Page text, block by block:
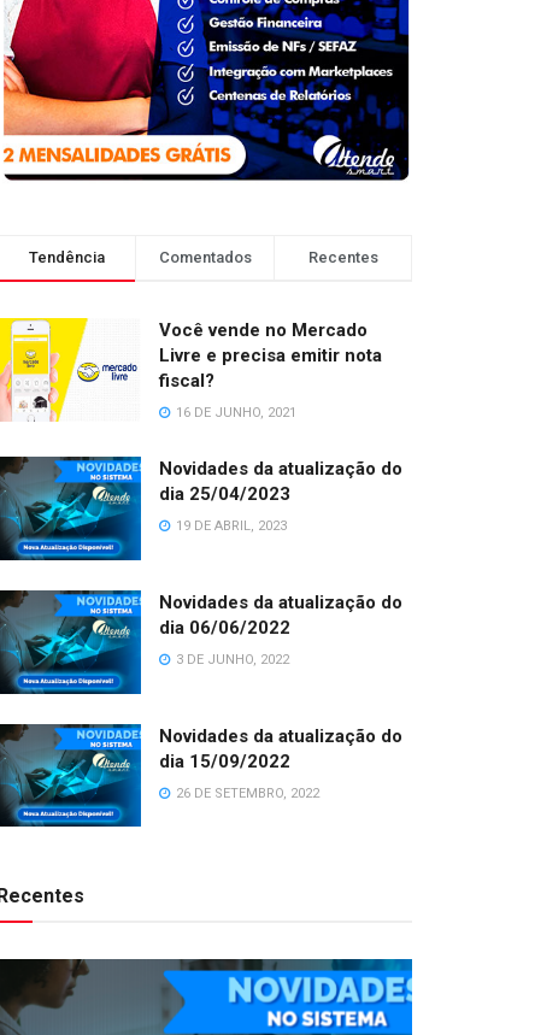
Tendência Comentados Recentes
Você vende no Mercado
Livre e precisa emitir nota
fiscal?
16 DE JUNHO, 2021
Novidades da atualização do
dia 25/04/2023
19 DE ABRIL, 2023
Novidades da atualização do
dia 06/06/2022
3 DE JUNHO, 2022
Novidades da atualização do
dia 15/09/2022
26 DE SETEMBRO, 2022
Recentes